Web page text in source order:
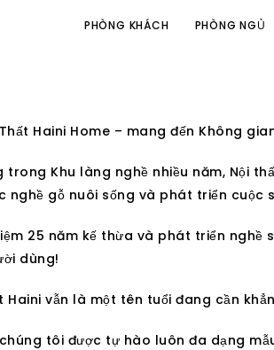
PHÒNG KHÁCH PHÒNG NGỦ
Haini Home – mang đến Không
trong Khu làng nghề nhiều năm, Nội
nghề gỗ nuôi sống và phát triển cuộc
25 năm kế thừa và phát triển
dùng!
Haini vẫn là một tên tuổi đang cần
tôi được tự hào luôn đa dạng